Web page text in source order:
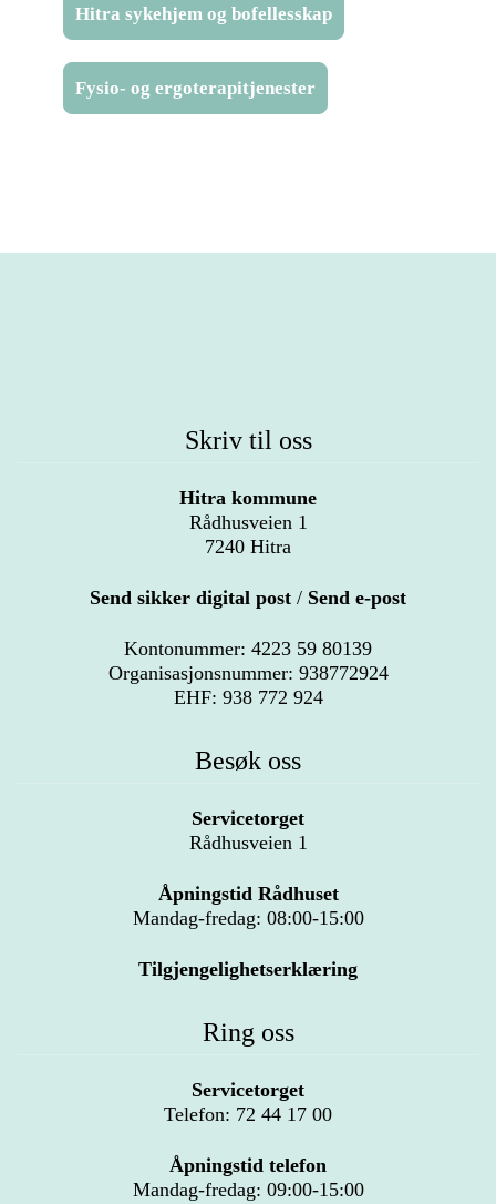
Hitra sykehjem og bofellesskap
Fysio- og ergoterapitjenester
Skriv til oss
Hitra kommune
Rådhusveien 1
7240 Hitra
Send sikker digital post / Send e-post
Kontonummer: 4223 59 80139
Organisasjonsnummer: 938772924
EHF: 938 772 924
Besøk oss
Servicetorget
Rådhusveien 1
Åpningstid Rådhuset
Mandag-fredag: 08:00-15:00
Tilgjengelighetserklæring
Ring oss
Servicetorget
Telefon: 72 44 17 00
Åpningstid telefon
Mandag-fredag: 09:00-15:00